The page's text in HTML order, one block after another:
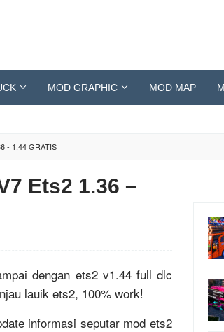
MOD GRAPHIC MOD MAP
- 1.44 GRATIS
Ets2 1.36 –
dengan ets2 v1.44 full dlc
lauik ets2, 100% work!
informasi seputar mod ets2